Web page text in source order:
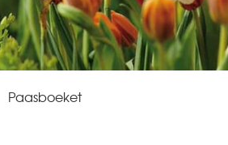
Paasboeket